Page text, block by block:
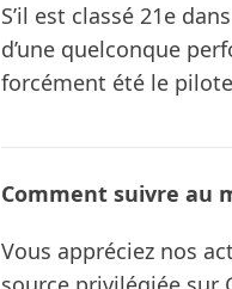
S’il est classé 21e
d’une quelconque
forcément été le
Comment suivre au
Vous appréciez nos